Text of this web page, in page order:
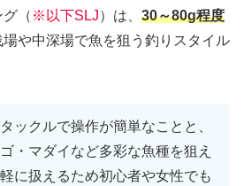
（ ※以下SLJ）は、 30～80g程度
場や中深場で魚を狙う釣りスタイル
ックルで操作が簡単なことと、
・マダイなど多彩な魚種を狙え
に扱えるため初心者や女性でも